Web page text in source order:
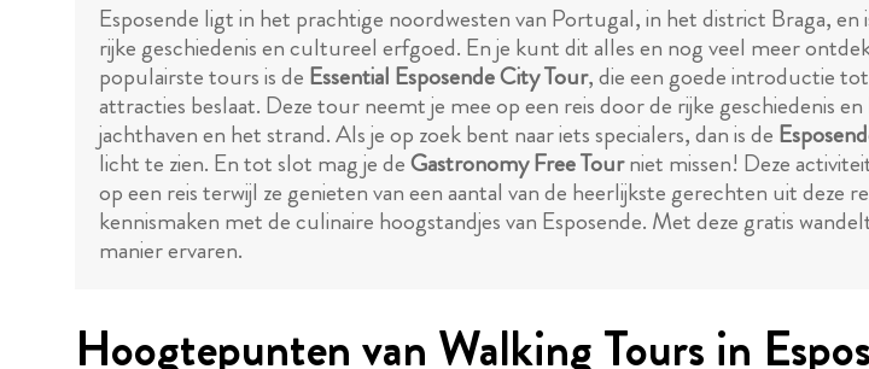
Esposende ligt in het prachtige noordwesten van Portugal, in het district Braga,
rijke geschiedenis en cultureel erfgoed. En je kunt dit alles en nog veel meer
populairste tours is de Essential Esposende City Tour, die een goede introductie tot
attracties beslaat. Deze tour neemt je mee op een reis door de rijke geschiedenis
jachthaven en het strand. Als je op zoek bent naar iets specialers, dan is de
licht te zien. En tot slot mag je deGastronomy Free Tourniet missen! Deze
op een reis terwijl ze genieten van een aantal van de heerlijkste gerechten uit
kennismaken met de culinaire hoogstandjes van Esposende. Met deze gratis
manier ervaren.
Hoogtepunten van Walking Tours in